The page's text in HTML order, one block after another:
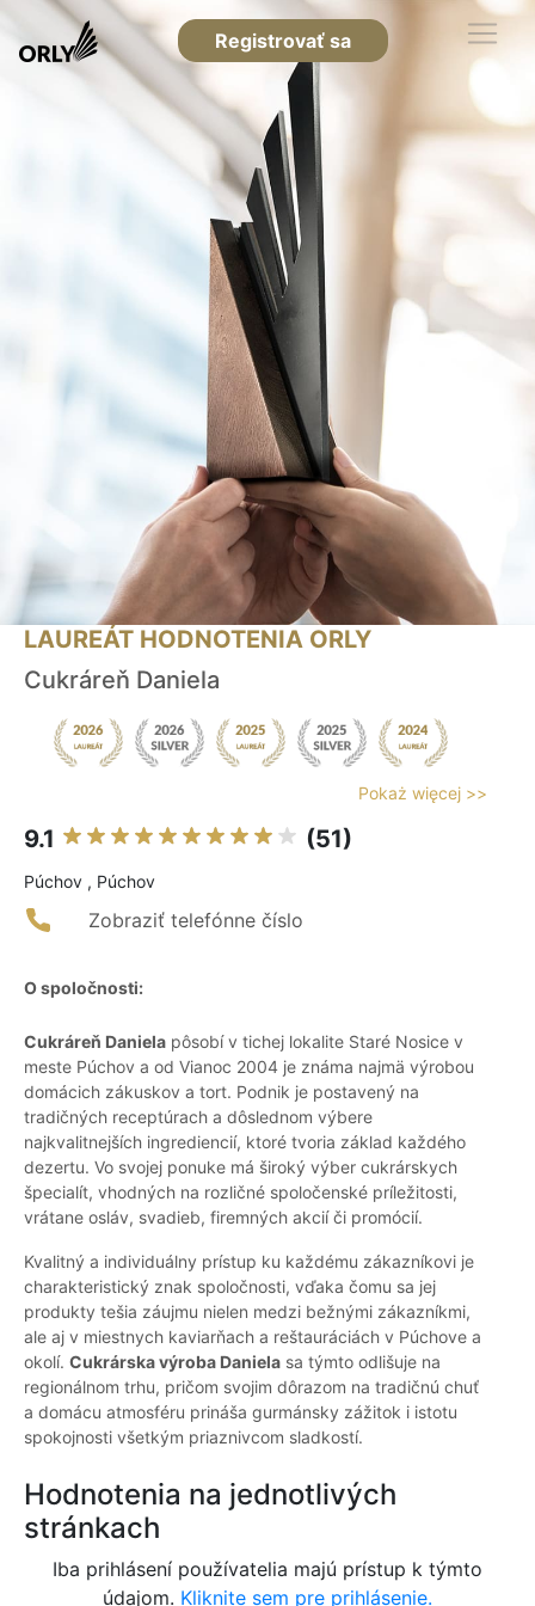
Registrovať sa
LAUREÁT HODNOTENIA ORLY
Cukráreň Daniela
Pokaż więcej >>
9.1 (51)
Púchov , Púchov
Zobraziť telefónne číslo
O spoločnosti:
Cukráreň Daniela pôsobí v tichej lokalite Staré Nosice v
meste Púchov a od Vianoc 2004 je známa najmä výrobou
domácich zákuskov a tort. Podnik je postavený na
tradičných receptúrach a dôslednom výbere
najkvalitnejších ingrediencií, ktoré tvoria základ každého
dezertu. Vo svojej ponuke má široký výber cukrárskych
špecialít, vhodných na rozličné spoločenské príležitosti,
vrátane osláv, svadieb, firemných akcií či promócií.
Kvalitný a individuálny prístup ku každému zákazníkovi je
charakteristický znak spoločnosti, vďaka čomu sa jej
produkty tešia záujmu nielen medzi bežnými zákazníkmi,
ale aj v miestnych kaviarňach a reštauráciách v Púchove a
okolí. Cukrárska výroba Daniela sa týmto odlišuje na
regionálnom trhu, pričom svojim dôrazom na tradičnú chuť
a domácu atmosféru prináša gurmánsky zážitok i istotu
spokojnosti všetkým priaznivcom sladkostí.
Hodnotenia na jednotlivých
stránkach
Iba prihlásení používatelia majú prístup k týmto
údajom. Kliknite sem pre prihlásenie.